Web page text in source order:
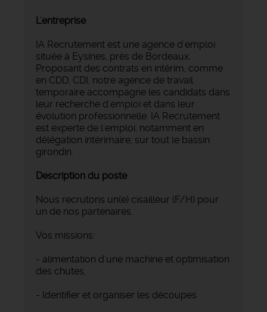
L'entreprise
IA Recrutement est une agence d'emploi
située à Eysines, près de Bordeaux.
Proposant des contrats en intérim, comme
en CDD, CDI, notre agence de travail
temporaire accompagne les candidats dans
leur recherche d'emploi et dans leur
évolution professionnelle. IA Recrutement
est experte de l'emploi, notamment en
délégation intérimaire, sur tout le bassin
girondin.
Description du poste
Nous recrutons un(e) cisailleur (F/H) pour
un de nos partenaires.
Vos missions:
- alimentation d'une machine et optimisation
des chutes,
- Identifier et organiser les découpes